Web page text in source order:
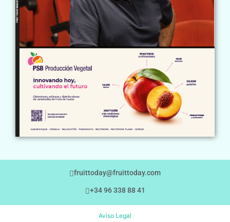
fruittoday@fruittoday.com
+34 96 338 88 41
Aviso Legal